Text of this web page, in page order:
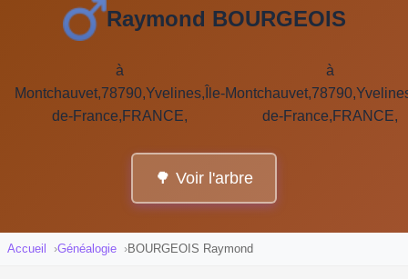
Raymond BOURGEOIS
à
Montchauvet,78790,Yvelines,Île-
de-France,FRANCE,
à
de-France,FRANCE,
🌳 Voir l'arbre
Accueil Généalogie BOURGEOIS Raymond